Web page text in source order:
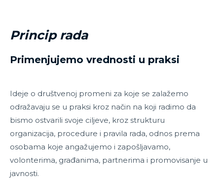
Princip rada
Primenjujemo vrednosti u praksi
Ideje o društvenoj promeni za koje se zalažemo
odražavaju se u praksi kroz način na koji radimo da
bismo ostvarili svoje ciljeve, kroz strukturu
organizacija, procedure i pravila rada, odnos prema
osobama koje angažujemo i zapošljavamo,
volonterima, građanima, partnerima i promovisanje u
javnosti.